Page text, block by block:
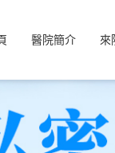
醫院簡介 來